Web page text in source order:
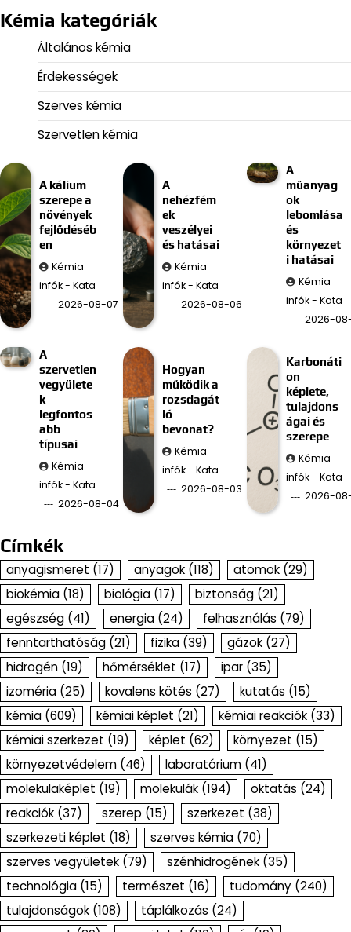
Kémia kategóriák
Általános kémia
Érdekességek
Szerves kémia
Szervetlen kémia
A kálium
szerepe a
növények
fejlődéséb
en
Kémia
infók - Kata
2026-08-07
A
nehézfém
ek
veszélyei
és hatásai
Kémia
infók - Kata
2026-08-06
A
műanyag
ok
lebomlása
és
környezet
i hatásai
Kémia
infók - Kata
2026-
A
szervetlen
vegyülete
k
legfontos
abb
típusai
Kémia
infók - Kata
2026-08-04
Hogyan
működik a
rozsdagát
ló
bevonat?
Kémia
infók - Kata
2026-08-03
Karbonáti
on
képlete,
tulajdons
ágai és
szerepe
Kémia
infók - Kata
2026-
Címkék
anyagismeret (17) anyagok (118) atomok (29)
biokémia (18) biológia (17) biztonság (21)
egészség (41) energia (24) felhasználás (79)
fenntarthatóság (21) fizika (39) gázok (27)
hidrogén (19) hőmérséklet (17) ipar (35)
izoméria (25) kovalens kötés (27) kutatás (15)
kémia (609) kémiai képlet (21) kémiai reakciók (33)
kémiai szerkezet (19) képlet (62) környezet (15)
környezetvédelem (46) laboratórium (41)
molekulaképlet (19) molekulák (194) oktatás (24)
reakciók (37) szerep (15) szerkezet (38)
szerkezeti képlet (18) szerves kémia (70)
szerves vegyületek (79) szénhidrogének (35)
technológia (15) természet (16) tudomány (240)
tulajdonságok (108) táplálkozás (24)